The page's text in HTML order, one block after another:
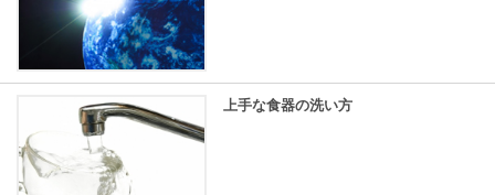
上手な食器の洗い方